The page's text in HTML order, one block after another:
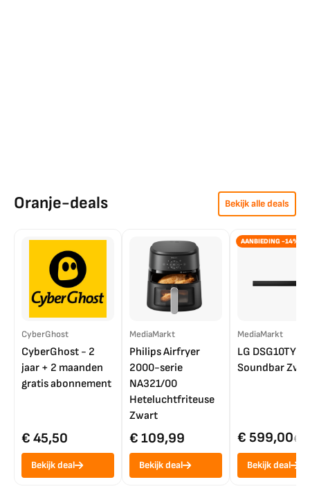
Oranje-deals Bekijk alle deals
CyberGhost
CyberGhost - 2
jaar + 2 maanden
gratis abonnement
€ 45,50
Bekijk deal
MediaMarkt
Philips Airfryer
2000-serie
NA321/00
Heteluchtfriteuse
Zwart
€ 109,99
Bekijk deal
AANBIEDING -14%
MediaMarkt
LG DSG10TY
Soundbar
€ 599,00€
Bekijk deal